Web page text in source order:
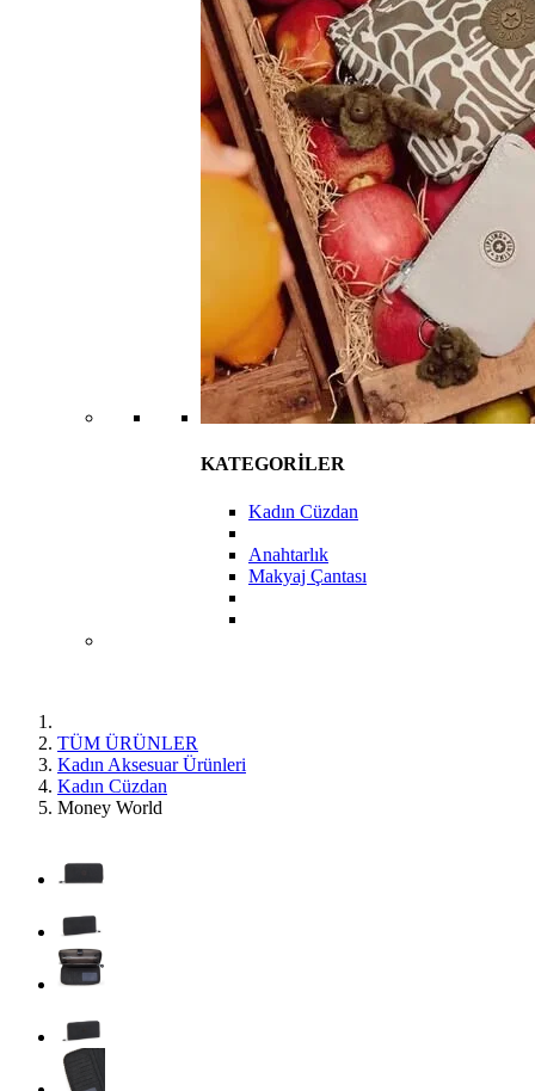
KATEGORİLER
Kadın Cüzdan
Anahtarlık
Makyaj Çantası
TÜM ÜRÜNLER
Kadın Aksesuar Ürünleri
Kadın Cüzdan
Money World